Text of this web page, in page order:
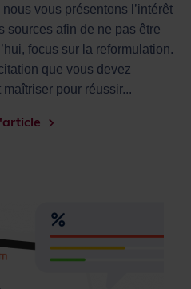
vous présentons l’intérêt
sources afin de ne pas être
focus sur la reformulation.
que vous devez
pour réussir...